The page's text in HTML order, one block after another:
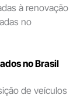
à renovação
no
no Brasil
de veículos